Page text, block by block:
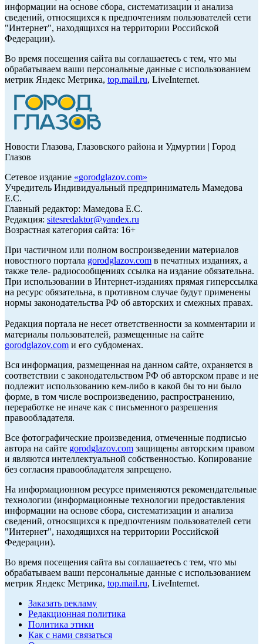
информации на основе сбора, систематизации и анализа
сведений, относящихся к предпочтениям пользователей сети
"Интернет", находящихся на территории Российской
Федерации).
Во время посещения сайта вы соглашаетесь с тем, что мы
обрабатываем ваши персональные данные с использованием
метрик Яндекс Метрика, top.mail.ru, LiveInternet.
Новости Глазова, Глазовского района и Удмуртии | Город
Глазов
Сетевое издание «gorodglazov.com»
Учредитель Индивидуальный предприниматель Мамедова
Е.С.
Главный редактор: Мамедова Е.С.
Редакция: sitesredaktor@yandex.ru
Возрастная категория сайта: 16+
При частичном или полном воспроизведении материалов
новостного портала gorodglazov.com в печатных изданиях, а
также теле- радиосообщениях ссылка на издание обязательна.
При использовании в Интернет-изданиях прямая гиперссылка
на ресурс обязательна, в противном случае будут применены
нормы законодательства РФ об авторских и смежных правах.
Редакция портала не несет ответственности за комментарии и
материалы пользователей, размещенные на сайте
gorodglazov.com и его субдоменах.
Вся информация, размещенная на данном сайте, охраняется в
соответствии с законодательством РФ об авторском праве и не
подлежит использованию кем-либо в какой бы то ни было
форме, в том числе воспроизведению, распространению,
переработке не иначе как с письменного разрешения
правообладателя.
Все фотографические произведения, отмеченные подписью
автора на сайте gorodglazov.com защищены авторским правом
и являются интеллектуальной собственностью. Копирование
без согласия правообладателя запрещено.
На информационном ресурсе применяются рекомендательные
технологии (информационные технологии предоставления
информации на основе сбора, систематизации и анализа
сведений, относящихся к предпочтениям пользователей сети
"Интернет", находящихся на территории Российской
Федерации).
Во время посещения сайта вы соглашаетесь с тем, что мы
обрабатываем ваши персональные данные с использованием
метрик Яндекс Метрика, top.mail.ru, LiveInternet.
Заказать рекламу
Редакционная политика
Политика этики
Как с нами связаться